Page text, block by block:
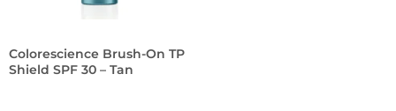
Colorescience Brush-On TP
Shield SPF 30 – Tan